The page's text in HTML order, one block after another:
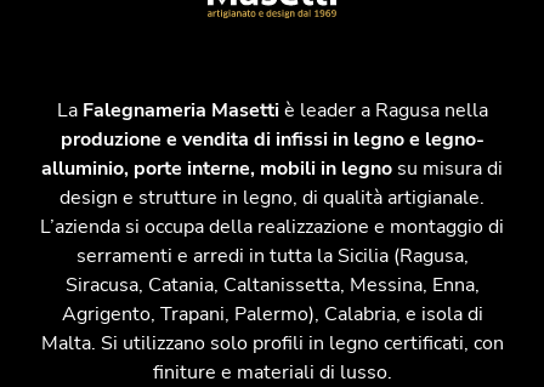
La Falegnameria Masettiè leader a Ragusa nella
produzione e vendita di infissi in legno e legno-
alluminio, porte interne, mobili in legno su misura di
design e strutture in legno, di qualità artigianale.
L’azienda si occupa della realizzazione e montaggio di
serramenti e arredi in tutta la Sicilia (Ragusa,
Siracusa, Catania, Caltanissetta, Messina, Enna,
Agrigento, Trapani, Palermo), Calabria, e isola di
Malta. Si utilizzano solo profili in legno certificati, con
finiture e materiali di lusso.